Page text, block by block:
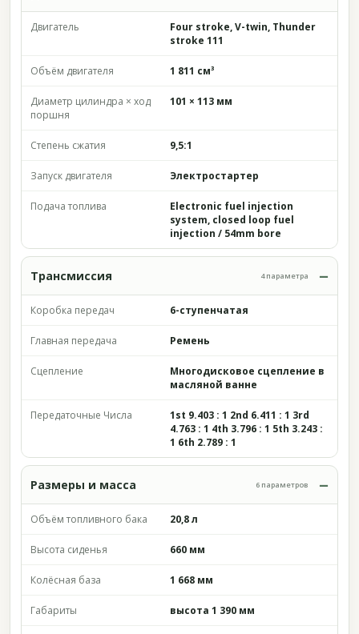
Двигатель
Four stroke, V-twin, Thunder
stroke 111
Объём двигателя 1 811 см³
Диаметр цилиндра × ход
поршня
101 × 113 мм
Степень сжатия 9,5:1
Запуск двигателя Электростартер
Подача топлива
Electronic fuel injection
system, closed loop fuel
injection / 54mm bore
Трансмиссия 4 параметра
Коробка передач 6-ступенчатая
Главная передача Ремень
Сцепление
Многодисковое сцепление в
масляной ванне
Передаточные Числа
1st 9.403 : 1 2nd 6.411 : 1 3rd
4.763 : 1 4th 3.796 : 1 5th 3.243 :
1 6th 2.789 : 1
Размеры и масса 6 параметров
Объём топливного бака 20,8 л
Высота сиденья 660 мм
Колёсная база 1 668 мм
Габариты высота 1 390 мм